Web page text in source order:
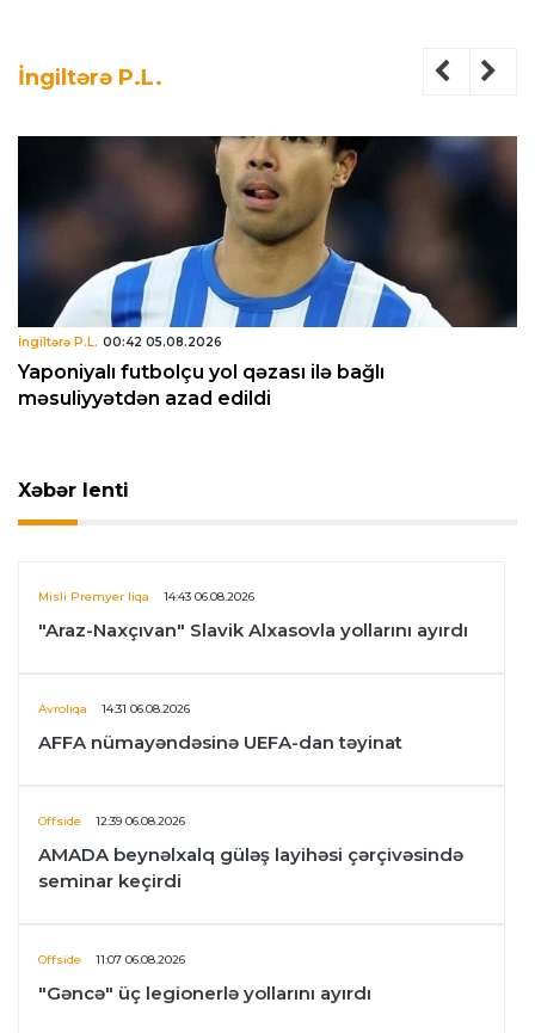
İngiltərə P.L.
İngiltərə P.L. 00:42 05.08.2026
Yaponiyalı futbolçu yol qəzası ilə bağlı
məsuliyyətdən azad edildi
Xəbər lenti
Misli Premyer liqa 14:43 06.08.2026
"Araz-Naxçıvan" Slavik Alxasovla yollarını ayırdı
Avroliqa 14:31 06.08.2026
AFFA nümayəndəsinə UEFA-dan təyinat
Offside 12:39 06.08.2026
AMADA beynəlxalq güləş layihəsi çərçivəsində
seminar keçirdi
Offside 11:07 06.08.2026
"Gəncə" üç legionerlə yollarını ayırdı